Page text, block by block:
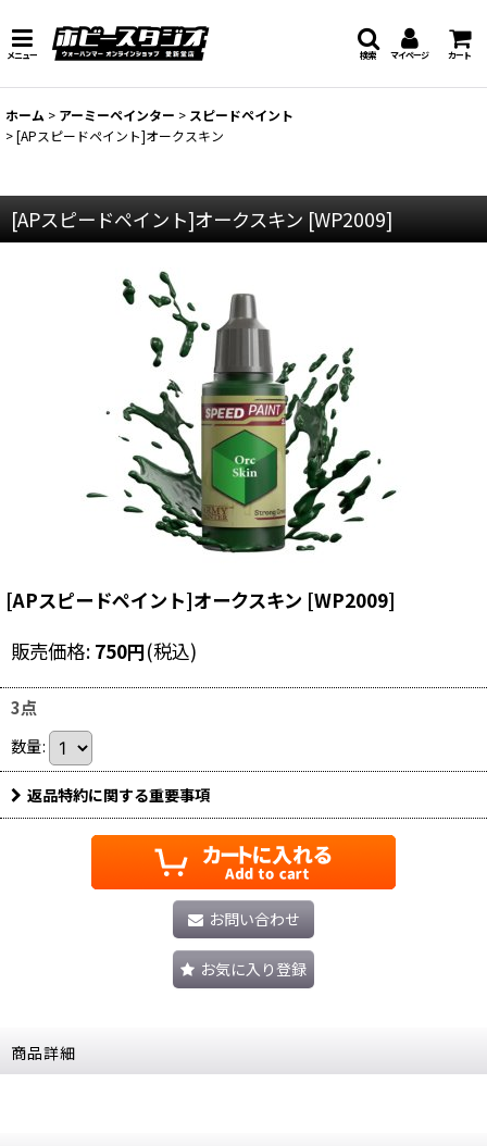
メニュー マイページ カート
検索
ホーム > アーミーペインター > スピードペイント
>[APスピードペイント]オークスキン
[APスピードペイント]オークスキン [WP2009]
[APスピードペイント]オークスキン [WP2009]
販売価格: 750円(税込)
3点
数量:
返品特約に関する重要事項
お問い合わせ
お気に入り登録
商品詳細